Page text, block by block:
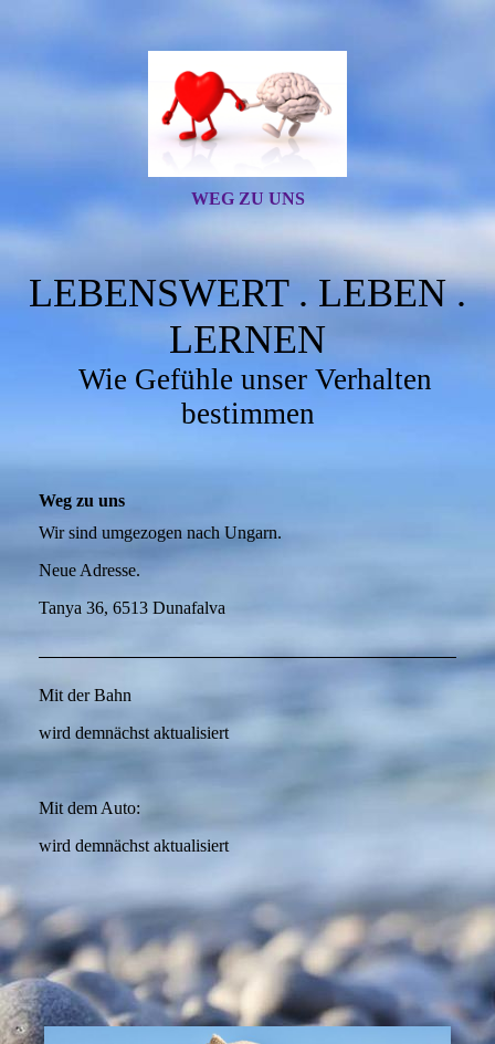
WEG ZU UNS
LEBENSWERT . LEBEN .
LERNEN
Wie Gefühle unser Verhalten
bestimmen
Weg zu uns
Wir sind umgezogen nach Ungarn.
Neue Adresse.
Tanya 36, 6513 Dunafalva
Mit der Bahn
wird demnächst aktualisiert
Mit dem Auto:
wird demnächst aktualisiert